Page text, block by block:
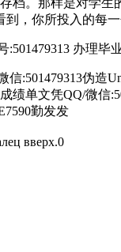
档。那样是对学生
，你所投入的每
:501479313 办理
:501479313伪造
绩单文凭QQ/微信
勤发发
вверх.0